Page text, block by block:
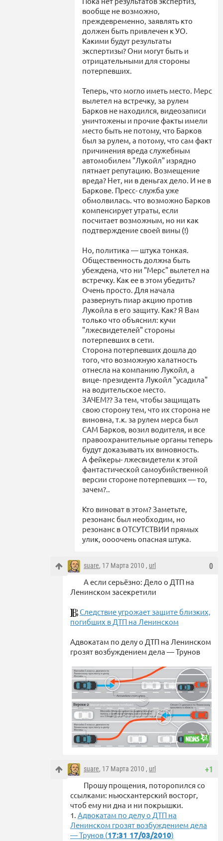
вообще не возможно,
преждевременно, заявлять кто
должен быть привлечен к УО.
Какими будут результаты
экспертизы? Они могут быть и
отрицательными для стороны
потерпевших.
Теперь, что могло иметь место. Мерс
вылетел на встречку, за рулем
Барков не находился, видеозаписи
уничтожены и прочие факты имели
место быть не потому, что Барков
был за рулем, а потому, что сам факт
причинения вреда служебным
автомобилем "Лукойл" изрядно
пятнает репутацию. Возмещение
вреда? Нет, ни в деньгах дело. И не в
Баркове. Пресс- служба уже
обмолвилась. что возможно Барков
компенсирует утраты, если
посчитает возможным, но ни как
подтверждение своей вины (!)
Но, политика — штука тонкая.
Общественность должна быть
убеждена, что ни "Мерс" вылетел на
встречку. Как ее в этом убедить?
Очень просто. Для начала
развернуть пиар акцию против
Лукойла в его защиту. Как? Я Вам
только что объяснил: кучи
"лжесвидетелей" стороны
потерпевших в сети.
Сторона потерпевших дошла до
того, что возможную халатность
отнесла на компанию Лукойл, а
вице- президента Лукойл "усадила"
на водительское место.
ЗАЧЕМ?? За тем, чтобы защищать
свою сторону тем, что их сторона не
виновна, т.к. за рулем мерса был
САМ Барков, возил водителя, и все
правоохранительные органы теперь
будут доказывать их виновность.
А фейкеры- лжесвидетели к этой
фантастической самоубийственной
версии стороне потерпевших — то,
зачем?..
Кто виноват в этом? Заметьте,
резонанс был необходим, но
резонанс в ОТСУТСТВИИ прямых
улик, оооочень опасная штука.
0
suare, 17 Марта 2010 , url
А если серьёзно: Дело о ДТП на
Ленинском засекретили
Следствие угрожает защите близких,
погибших в ДТП на Ленинском
Адвокатам по делу о ДТП на Ленинском
грозят возбуждением дела — Трунов
+1
suare, 17 Марта 2010 , url
Прошу прощения, поторопился со
ссылками: ньюсхантерский восторг,
чтоб ему ни дна и ни покрышки.
1. Адвокатам по делу о ДТП на
Ленинском грозят возбуждением дела
— Трунов (17:31 17/03/2010)